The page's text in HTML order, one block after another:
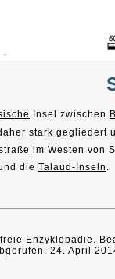
Insel zwischen
stark
im Westen von
die Talaud-Inseln
Enzyklopädie.
24. April